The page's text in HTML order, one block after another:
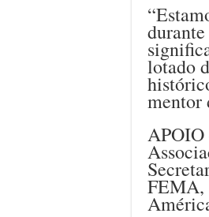
lotado
mentor
APOIO
FEMA,